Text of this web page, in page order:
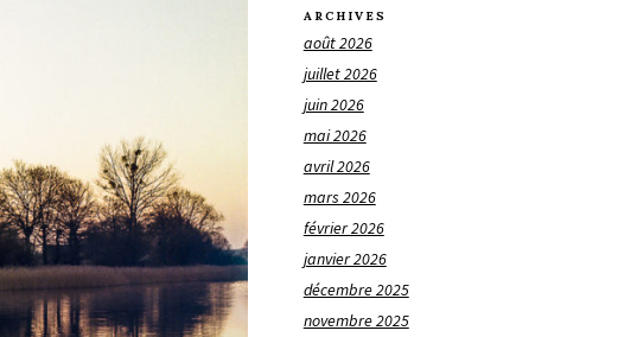
ARCHIVES
août 2026
juillet 2026
juin 2026
mai 2026
avril 2026
mars 2026
février 2026
janvier 2026
décembre 2025
novembre 2025